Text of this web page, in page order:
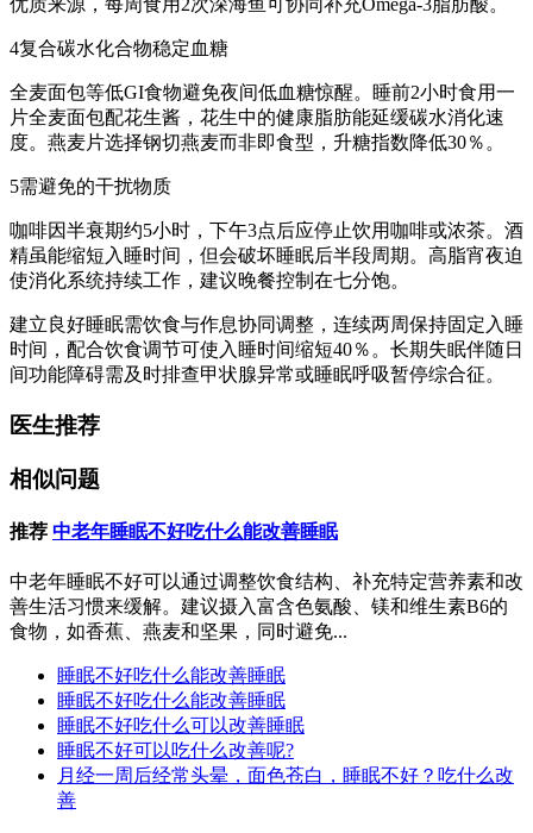
优质来源，每周食用2次深海鱼可协同补充Omega-3脂肪酸。
4复合碳水化合物稳定血糖
全麦面包等低GI食物避免夜间低血糖惊醒。睡前2小时食用一
片全麦面包配花生酱，花生中的健康脂肪能延缓碳水消化速
度。燕麦片选择钢切燕麦而非即食型，升糖指数降低30％。
5需避免的干扰物质
咖啡因半衰期约5小时，下午3点后应停止饮用咖啡或浓茶。酒
精虽能缩短入睡时间，但会破坏睡眠后半段周期。高脂宵夜迫
使消化系统持续工作，建议晚餐控制在七分饱。
建立良好睡眠需饮食与作息协同调整，连续两周保持固定入睡
时间，配合饮食调节可使入睡时间缩短40％。长期失眠伴随日
间功能障碍需及时排查甲状腺异常或睡眠呼吸暂停综合征。
医生推荐
相似问题
推荐 中老年睡眠不好吃什么能改善睡眠
中老年睡眠不好可以通过调整饮食结构、补充特定营养素和改
善生活习惯来缓解。建议摄入富含色氨酸、镁和维生素B6的
食物，如香蕉、燕麦和坚果，同时避免...
睡眠不好吃什么能改善睡眠
睡眠不好吃什么能改善睡眠
睡眠不好吃什么可以改善睡眠
睡眠不好可以吃什么改善呢?
月经一周后经常头晕，面色苍白，睡眠不好？吃什么改
善